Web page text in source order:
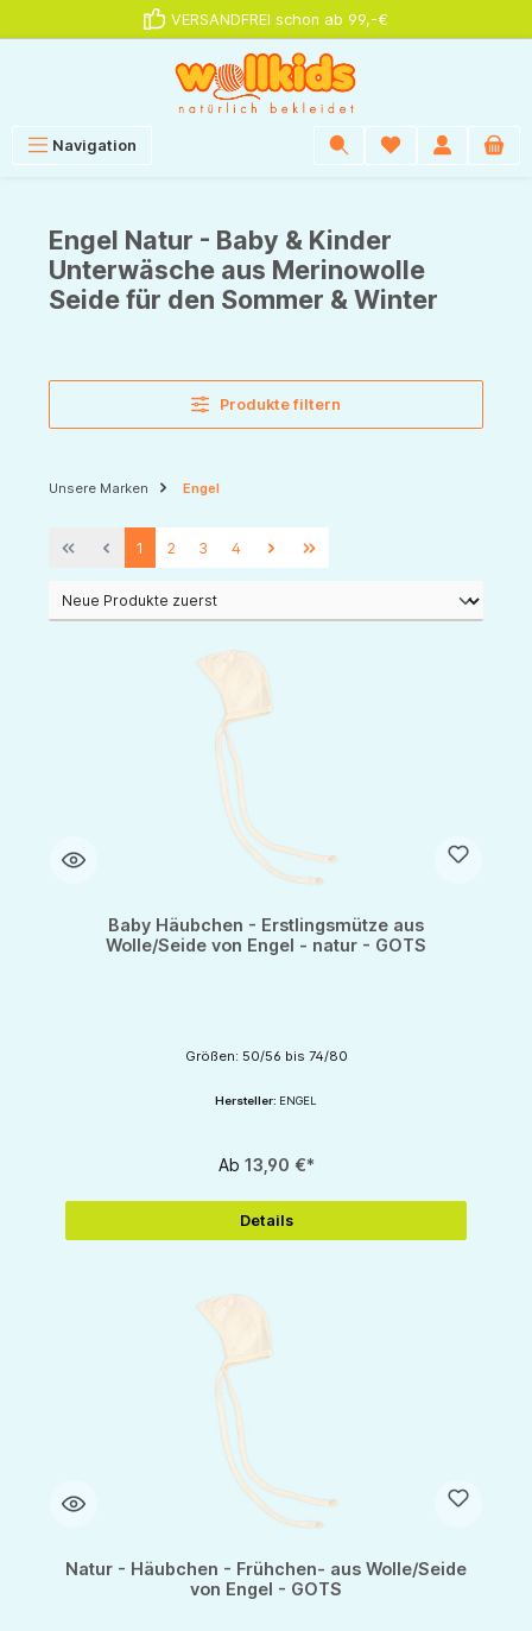
VERSANDFREI schon ab 99,-€
Navigation
Engel Natur - Baby & Kinder
Unterwäsche aus Merinowolle
Seide für den Sommer & Winter
Produkte filtern
Unsere Marken Engel
1 2 3 4
Baby Häubchen - Erstlingsmütze aus
Wolle/Seide von Engel - natur - GOTS
Größen: 50/56 bis 74/80
Hersteller: ENGEL
Ab 13,90 €*
Details
Natur - Häubchen - Frühchen- aus Wolle/Seide
von Engel - GOTS